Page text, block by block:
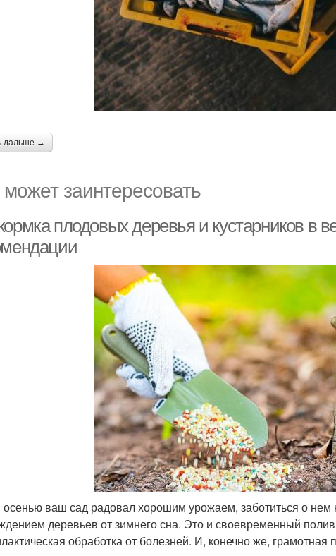
дальше →
заинтересовать
плодовых деревья и кустарников в
ваш сад радовал хорошим урожаем, заботиться о
деревьев от зимнего сна. Это и своевременный
обработка от болезней. И, конечно же, грамотная